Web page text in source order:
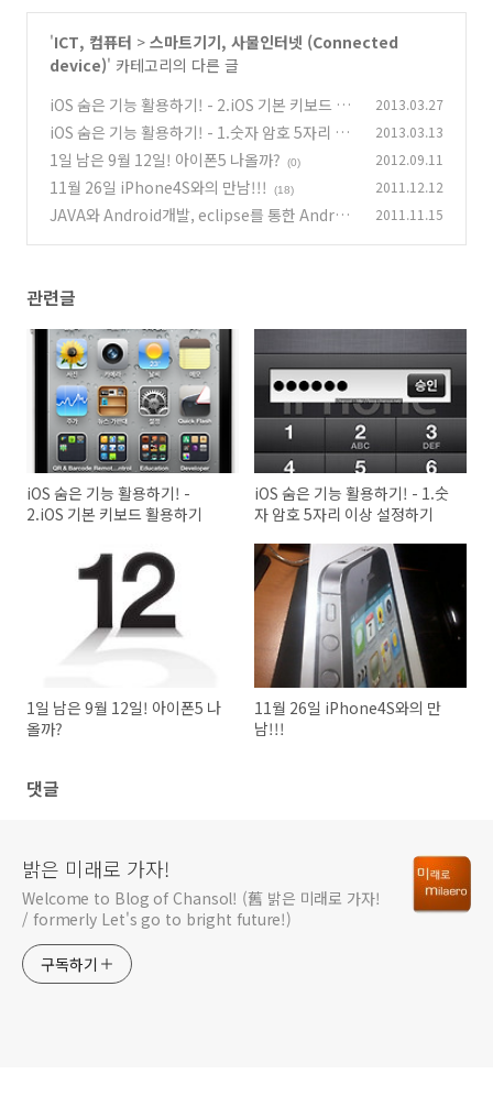
'ICT, 컴퓨터 > 스마트기기, 사물인터넷 (Connected
device)' 카테고리의 다른 글
iOS 숨은 기능 활용하기! - 2.iOS 기본 키보드 활
용하기 (0)
2013.03.27
iOS 숨은 기능 활용하기! - 1.숫자 암호 5자리 이
상 설정하기
(4)
2013.03.13
1일 남은 9월 12일! 아이폰5 나올까? (0) 2012.09.11
11월 26일 iPhone4S와의 만남!!! (18) 2011.12.12
JAVA와 Android개발, eclipse를 통한 Androi
2011.11.15
관련글
iOS 숨은 기능 활용하기! -
2.iOS 기본 키보드 활용하기
iOS 숨은 기능 활용하기! - 1.숫
자 암호 5자리 이상 설정하기
1일 남은 9월 12일! 아이폰5 나
올까?
11월 26일 iPhone4S와의 만
남!!!
댓글
밝은 미래로 가자!
Welcome to Blog of Chansol! (舊 밝은 미래로 가자!
/ formerly Let's go to bright future!)
구독하기